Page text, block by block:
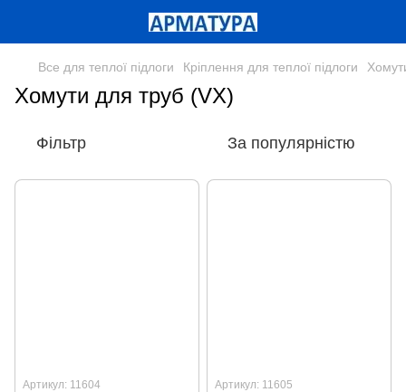
Все для теплої підлоги Кріплення для теплої підлоги
Хомути для труб (VX)
Фільтр За популярністю
Артикул: 11604 Артикул: 11605